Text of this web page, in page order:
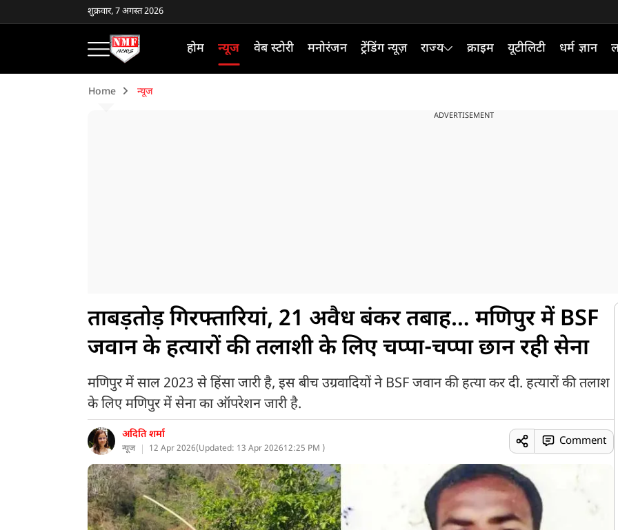
शुक्रवार, 7 अगस्त 2026
होम न्यूज वेब स्टोरी मनोरंजन ट्रेंडिंग न्यूज़ राज्य क्राइम यूटीलिटी धर्म ज्ञान
Home न्यूज
ADVERTISEMENT
ताबड़तोड़ गिरफ्तारियां, 21 अवैध बंकर तबाह… मणिपुर में BSF
जवान के हत्यारों की तलाशी के लिए चप्पा-चप्पा छान रही सेना
मणिपुर में साल 2023 से हिंसा जारी है, इस बीच उग्रवादियों ने BSF जवान की हत्या कर दी. हत्यारों की तलाश
के लिए मणिपुर में सेना का ऑपरेशन जारी है.
अदिति शर्मा
न्यूज 12 Apr 2026(Updated: 13 Apr 202612:25 PM )
Comment